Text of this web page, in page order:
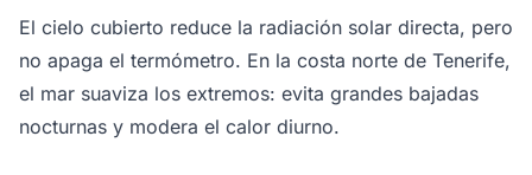
El cielo cubierto reduce la radiación solar directa, pero
no apaga el termómetro. En la costa norte de Tenerife,
el mar suaviza los extremos: evita grandes bajadas
nocturnas y modera el calor diurno.